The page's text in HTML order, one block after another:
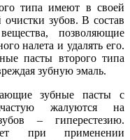
типа имеют в своей
зубов. В состав
позволяющие
налета и удалять его.
пасты второго типа
зубную эмаль.
зубные пасты с
жалуются на
– гиперестезию.
при применении